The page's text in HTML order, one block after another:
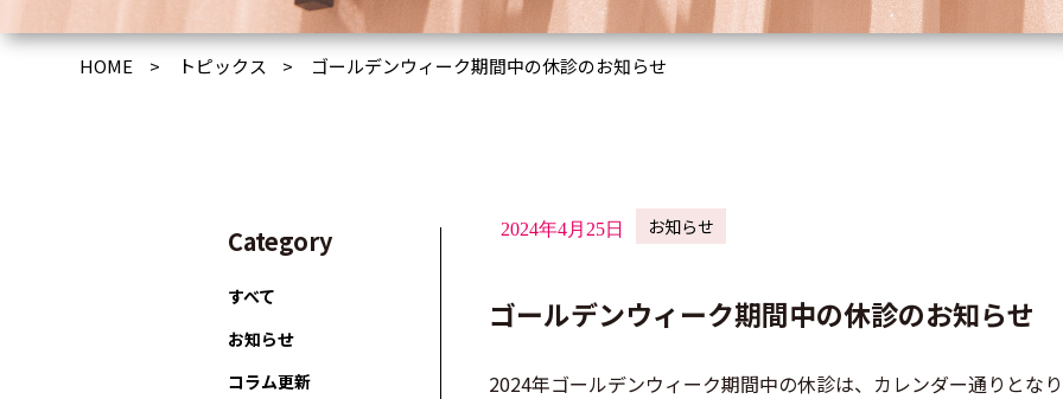
HOME トピックス ゴールデンウィーク期間中の休診のお知らせ
2024年4月25日 お知らせ
ゴールデンウィーク期間中の休診のお知らせ
2024年ゴールデンウィーク期間中の休診は、カレンダー通りとな
Category
すべて
お知らせ
コラム更新